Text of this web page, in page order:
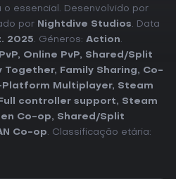
o essencial. Desenvolvido por
por Nightdive Studios. Data
2025. Géneros: Action.
PvP, Online PvP, Shared/Split
Together, Family Sharing, Co-
Platform Multiplayer, Steam
Full controller support, Steam
Co-op, Shared/Split
Co-op. Classificação etária: